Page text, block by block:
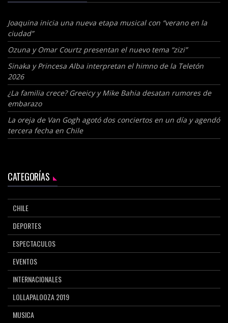
Joaquina inicia una nueva etapa musical con “verano en la
ciudad”
Ozuna y Omar Courtz presentan el nuevo tema “zizi”
Sinaka y Princesa Alba interpretan el himno de la Teletón
2026
¿La familia crece? Greeicy y Mike Bahia desatan rumores de
embarazo
La oreja de Van Gogh agotó dos conciertos en un día y agendó
tercera fecha en Chile
CATEGORÍAS
CHILE
DEPORTES
ESPECTACULOS
EVENTOS
INTERNACIONALES
LOLLAPALOOZA 2019
MUSICA